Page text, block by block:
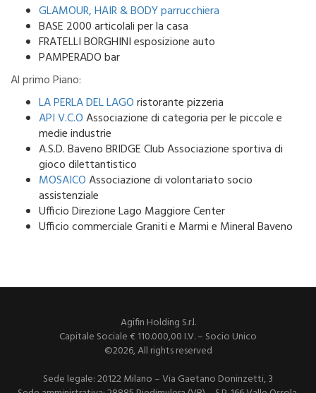
GLAMOUR, HAIR & BODY parrucchiera
BASE 2000 articolali per la casa
FRATELLI BORGHINI esposizione auto
PAMPERADO bar
Al primo Piano:
LA PERLA DEL LAGOristorante pizzeria
API V.C.OAssociazione di categoria per le piccole e
medie industrie
A.S.D. Baveno BRIDGE Club Associazione sportiva di
gioco dilettantistico
MOSAICOAssociazione di volontariato socio
assistenziale
Ufficio Direzione Lago Maggiore Center
Ufficio commerciale Graniti e Marmi e Mineral Baveno
Agifin Holding S.r.l.
Capitale Sociale € 110.000,00 I.V. – Socio Unico
©2026, All rights reserved
Sede legale: 20122 Milano – Via Gaetano Doninzetti, 3